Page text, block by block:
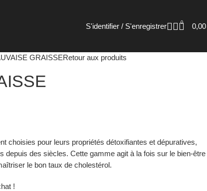
S'identifier / S'enregistrer 0
GRAISSERetour aux produits
choisies pour leurs propriétés détoxifiantes et dépuratives,
depuis des siècles. Cette gamme agit à la fois sur le bien-être
le bon taux de cholestérol.
!